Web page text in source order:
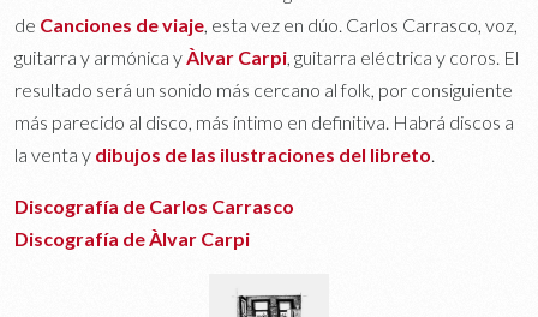
de Canciones de viaje, esta vez en dúo. Carlos Carrasco, voz,
guitarra y armónica yÀlvar Carpi, guitarra eléctrica y coros. El
resultado será un sonido más cercano al folk, por consiguiente
más parecido al disco, más íntimo en definitiva. Habrá discos a
la venta y dibujos de las ilustraciones del libreto.
Discografía de Carlos Carrasco
Discografía de Àlvar Carpi